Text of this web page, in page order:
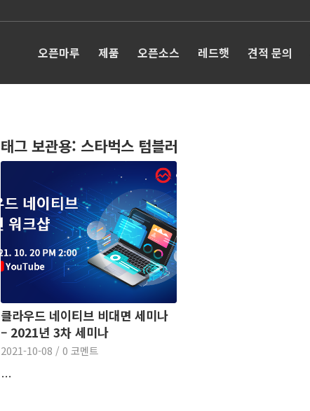
오픈마루 제품 오픈소스 레드햇 견적 문의
태그 보관용: 스타벅스 텀블러
클라우드 네이티브 비대면 세미나
– 2021년 3차 세미나
2021-10-08 / 0 코멘트
…